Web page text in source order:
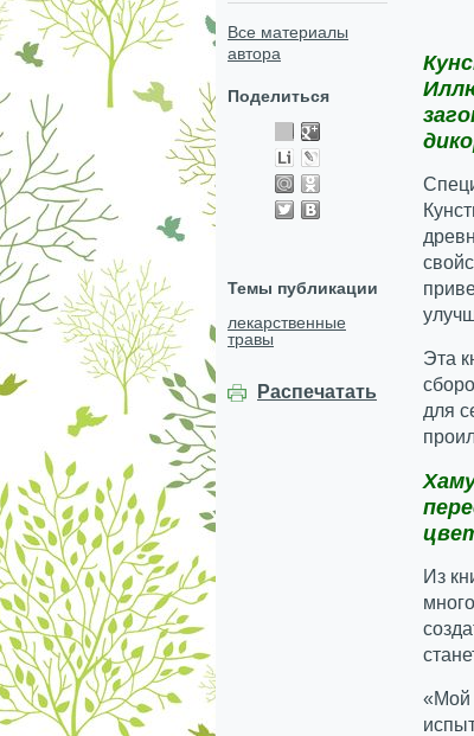
Все материалы
автора
Поделиться
Темы публикации
лекарственные
травы
Распечатать
Эта
для
Из
«Мой